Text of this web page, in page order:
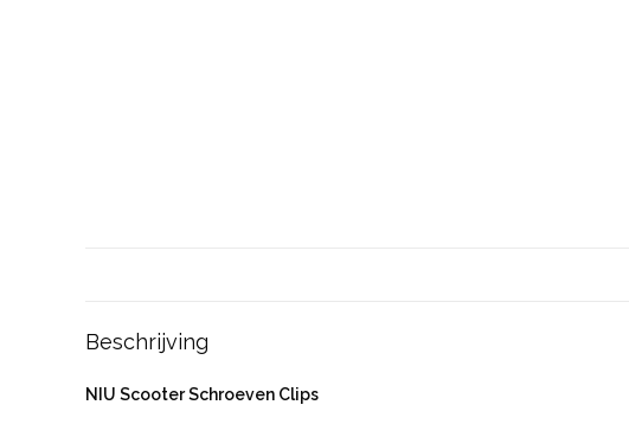
Beschrijving
NIU Scooter Schroeven Clips